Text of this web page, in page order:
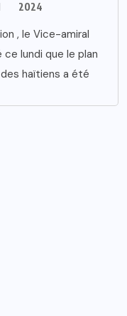
2024
, le Vice-amiral
ce lundi que le plan
haïtiens a été